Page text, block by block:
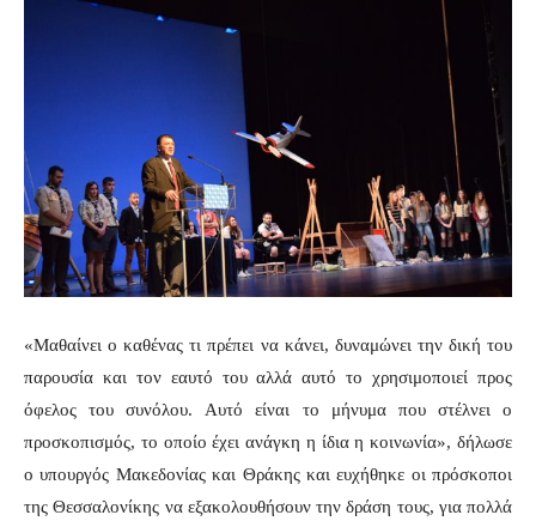
«Μαθαίνει ο καθένας τι πρέπει να κάνει, δυναμώνει την δική του
παρουσία και τον εαυτό του αλλά αυτό το χρησιμοποιεί προς
όφελος του συνόλου.
Αυτό είναι το μήνυμα που στέλνει ο
προσκοπισμός, το οποίο έχει ανάγκη η ίδια η κοινωνία», δήλωσε
ο υπουργός Μακεδονίας και Θράκης και ευχήθηκε οι πρόσκοποι
της Θεσσαλονίκης να εξακολουθήσουν την δράση τους, για πολλά